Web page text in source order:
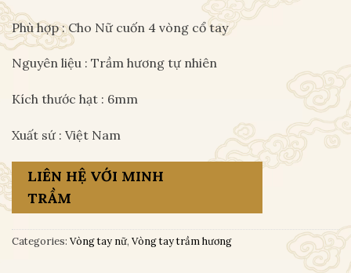
Phù hợp : Cho Nữ cuốn 4 vòng cổ tay
Nguyên liệu : Trầm hương tự nhiên
Kích thước hạt : 6mm
Xuất sứ : Việt Nam
LIÊN HỆ VỚI MINH
TRẦM
Categories: Vòng tay nữ, Vòng tay trầm hương